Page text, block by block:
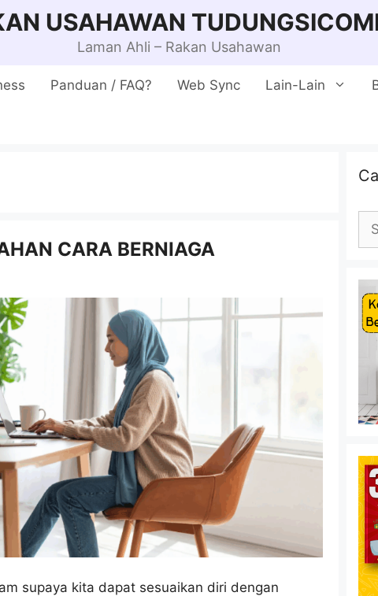
USAHAWAN
Laman Ahli – Rakan Usahawan
Panduan / FAQ? Web Sync Lain-Lain
CARA BERNIAGA
supaya kita dapat sesuaikan diri dengan